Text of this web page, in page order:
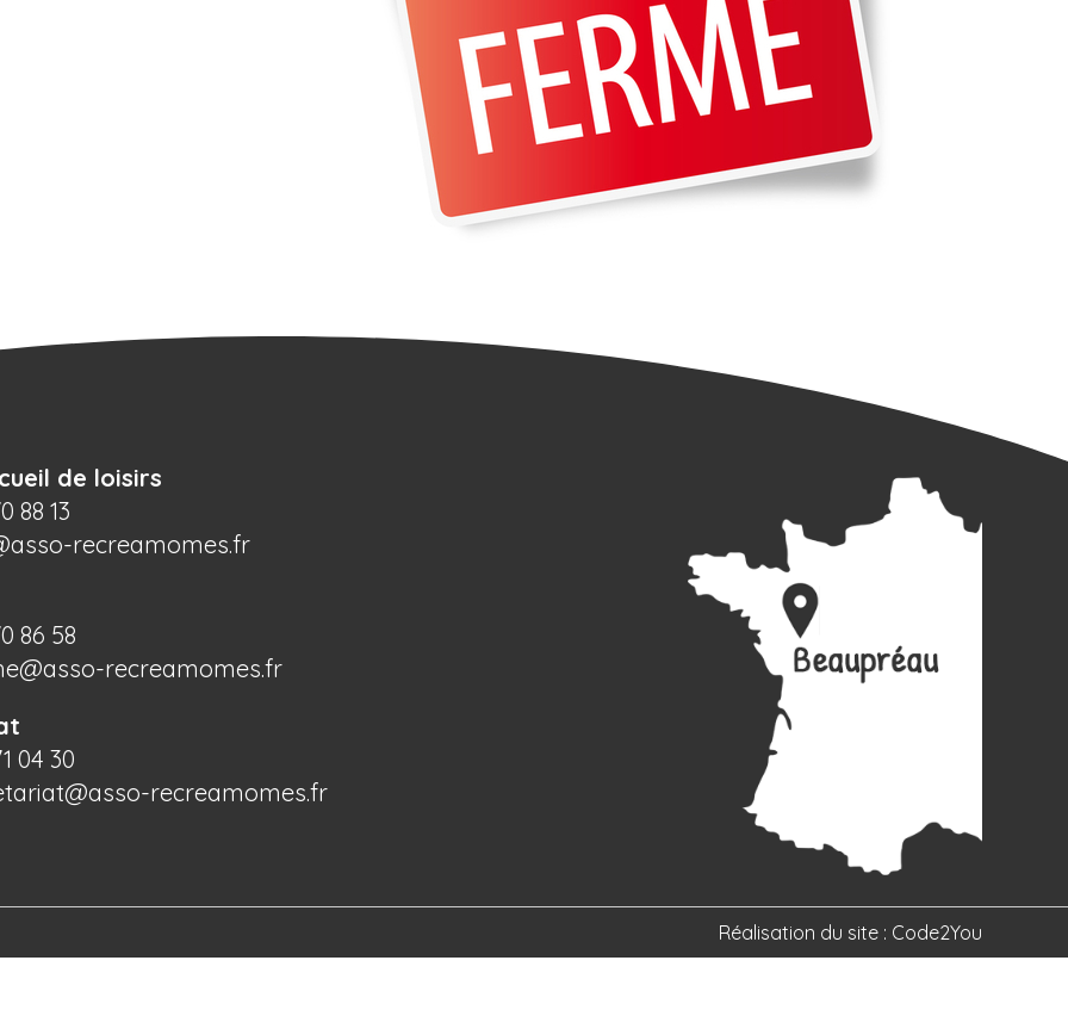
de loisirs
88 13
recreamomes.fr
86 58
recreamomes.fr
04 30
recreamomes.fr
Réalisation du site : Code2You